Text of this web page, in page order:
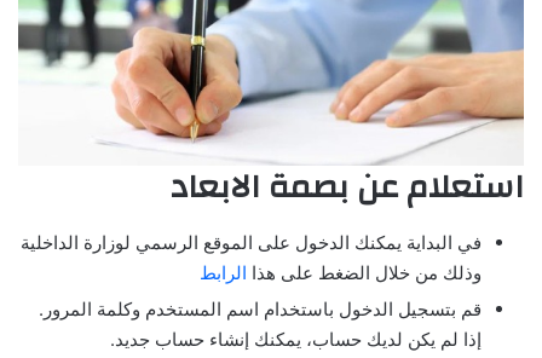
استعلام عن بصمة الابعاد
في البداية يمكنك الدخول على الموقع الرسمي لوزارة الداخلية
وذلك من خلال الضغط على هذا الرابط
قم بتسجيل الدخول باستخدام اسم المستخدم وكلمة المرور.
إذا لم يكن لديك حساب، يمكنك إنشاء حساب جديد.